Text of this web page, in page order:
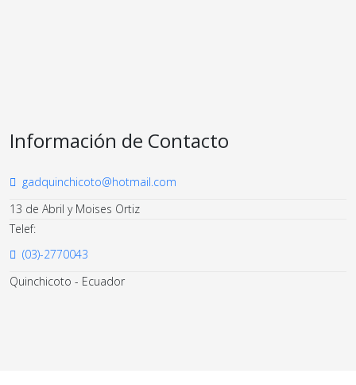
Información de Contacto
gadquinchicoto@hotmail.com
13 de Abril y Moises Ortiz
Telef:
(03)-2770043
Quinchicoto - Ecuador